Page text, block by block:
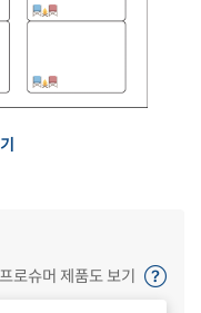
프로슈머 제품도 보기